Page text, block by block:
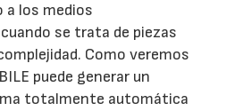
los medios
se trata de piezas
Como veremos
puede generar un
totalmente automática